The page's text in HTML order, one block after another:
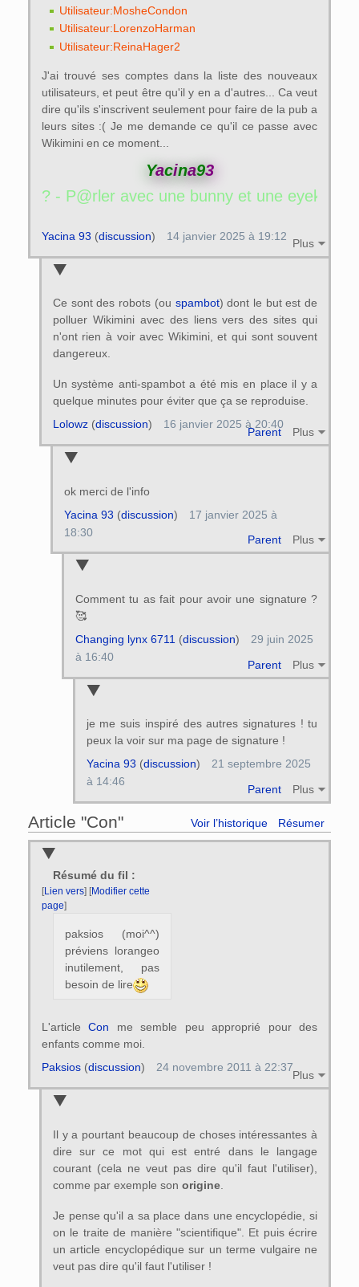
Utilisateur:MosheCondon
Utilisateur:LorenzoHarman
Utilisateur:ReinaHager2
J'ai trouvé ses comptes dans la liste des nouveaux
utilisateurs, et peut être qu'il y en a d'autres... Ca veut
dire qu'ils s'inscrivent seulement pour faire de la pub a
leurs sites :( Je me demande ce qu'il ce passe avec
Wikimini en ce moment...
Yacina93
ec une bunny et une eyekon ? - P@rler
Plus
Yacina 93 (discussion) 14 janvier 2025 à 19:12
Ce sont des robots (ou spambot) dont le but est de
polluer Wikimini avec des liens vers des sites qui
n'ont rien à voir avec Wikimini, et qui sont souvent
dangereux.
Un système anti-spambot a été mis en place il y a
quelque minutes pour éviter que ça se reproduise.
Parent Plus
Lolowz(discussion) 16 janvier 2025 à 20:40
ok merci de l'info
Parent Plus
Yacina 93 (discussion)
17 janvier 2025 à
18:30
Comment tu as fait pour avoir une signature ?
🥰
Parent Plus
Changing lynx 6711 (discussion)
29 juin 2025
à 16:40
je me suis inspiré des autres signatures ! tu
peux la voir sur ma page de signature !
Parent Plus
Yacina 93 (discussion)
21 septembre 2025
à 14:46
Article "Con" Voir l’historique Résumer
Résumé du fil :
[Lien vers] [Modifier cette
page]
paksios (moi^^)
préviens lorangeo
inutilement, pas
besoin de lire
L'articleCon me semble peu approprié pour des
enfants comme moi.
Plus
Paksios(discussion) 24 novembre 2011 à 22:37
Il y a pourtant beaucoup de choses intéressantes à
dire sur ce mot qui est entré dans le langage
courant (cela ne veut pas dire qu'il faut l'utiliser),
comme par exemple son origine.
Je pense qu'il a sa place dans une encyclopédie, si
on le traite de manière "scientifique". Et puis écrire
un article encyclopédique sur un terme vulgaire ne
veut pas dire qu'il faut l'utiliser !